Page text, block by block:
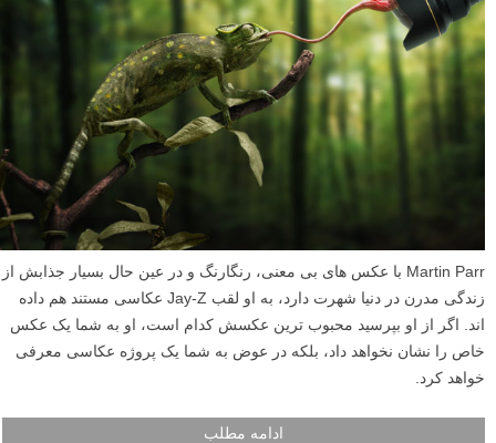
Martin Parr با عکس های بی معنی، رنگارنگ و در عین حال بسیار جذابش از
زندگی مدرن در دنیا شهرت دارد، به او لقب Jay-Z عکاسی مستند هم داده
اند. اگر از او بپرسید محبوب ترین عکسش کدام است، او به شما یک عکس
خاص را نشان نخواهد داد، بلکه در عوض به شما یک پروژه عکاسی معرفی
خواهد کرد.
ادامه مطلب